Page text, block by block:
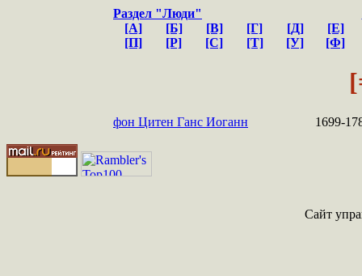
Раздел "Люди"
[А]
[Б] [В] [Г] [Д]
[Е]
[П]
[Р] [С] [Т] [У] [Ф]
фон Цитен Ганс Иоганн 1699-
Сайт